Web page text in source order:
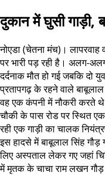
दुकान में घुसी गाड़ी,
नोएडा (चेतना मंच)। लापरवाह
पर भारी पड़ रही है। अलग-
दर्दनाक मौत हो गई जबकि
प्रतापगढ़ के रहने वाले
वह एक कंपनी में नौकरी करते
चौकी के पास रोड पर स्थित
रही एक गाड़ी का चालक
इस हादसे में बाबूलाल सिंह
लिए अस्पताल लेकर गए जहां
में मृतक के चाचा राम लखन